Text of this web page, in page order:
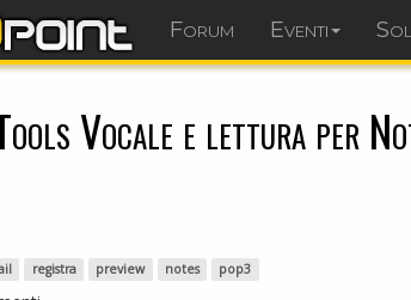
Forum Eventi
Vocale e lettura per
registra preview notes pop3